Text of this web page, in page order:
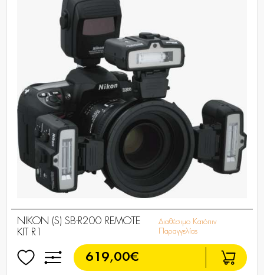
NIKON (S) SB-R200 REMOTE
KIT R1
Διαθέσιμο Κατόπιν
Παραγγελίας
619,00€